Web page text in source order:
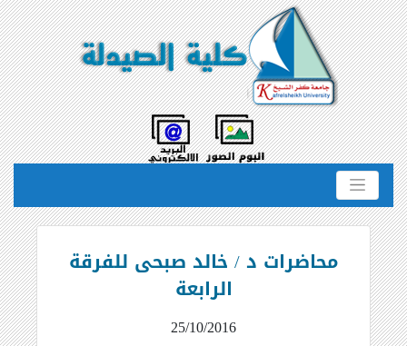
محاضرات د / خالد صبحى للفرقة
الرابعة
25/10/2016